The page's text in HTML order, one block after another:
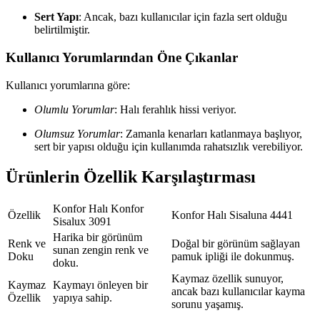
Sert Yapı: Ancak, bazı kullanıcılar için fazla sert olduğu
belirtilmiştir.
Kullanıcı Yorumlarından Öne Çıkanlar
Kullanıcı yorumlarına göre:
Olumlu Yorumlar: Halı ferahlık hissi veriyor.
Olumsuz Yorumlar: Zamanla kenarları katlanmaya başlıyor,
sert bir yapısı olduğu için kullanımda rahatsızlık verebiliyor.
Ürünlerin Özellik Karşılaştırması
Özellik
Konfor Halı Konfor
Sisalux 3091
Konfor Halı Sisaluna 4441
Renk ve
Doku
Harika bir görünüm
sunan zengin renk ve
doku.
Doğal bir görünüm sağlayan
pamuk ipliği ile dokunmuş.
Kaymaz
Özellik
Kaymayı önleyen bir
yapıya sahip.
Kaymaz özellik sunuyor,
ancak bazı kullanıcılar kayma
sorunu yaşamış.